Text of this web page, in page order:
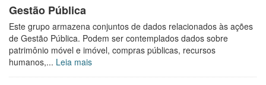
Gestão Pública
Este grupo armazena conjuntos de dados relacionados às ações
de Gestão Pública. Podem ser contemplados dados sobre
patrimônio móvel e imóvel, compras públicas, recursos
humanos,... Leia mais